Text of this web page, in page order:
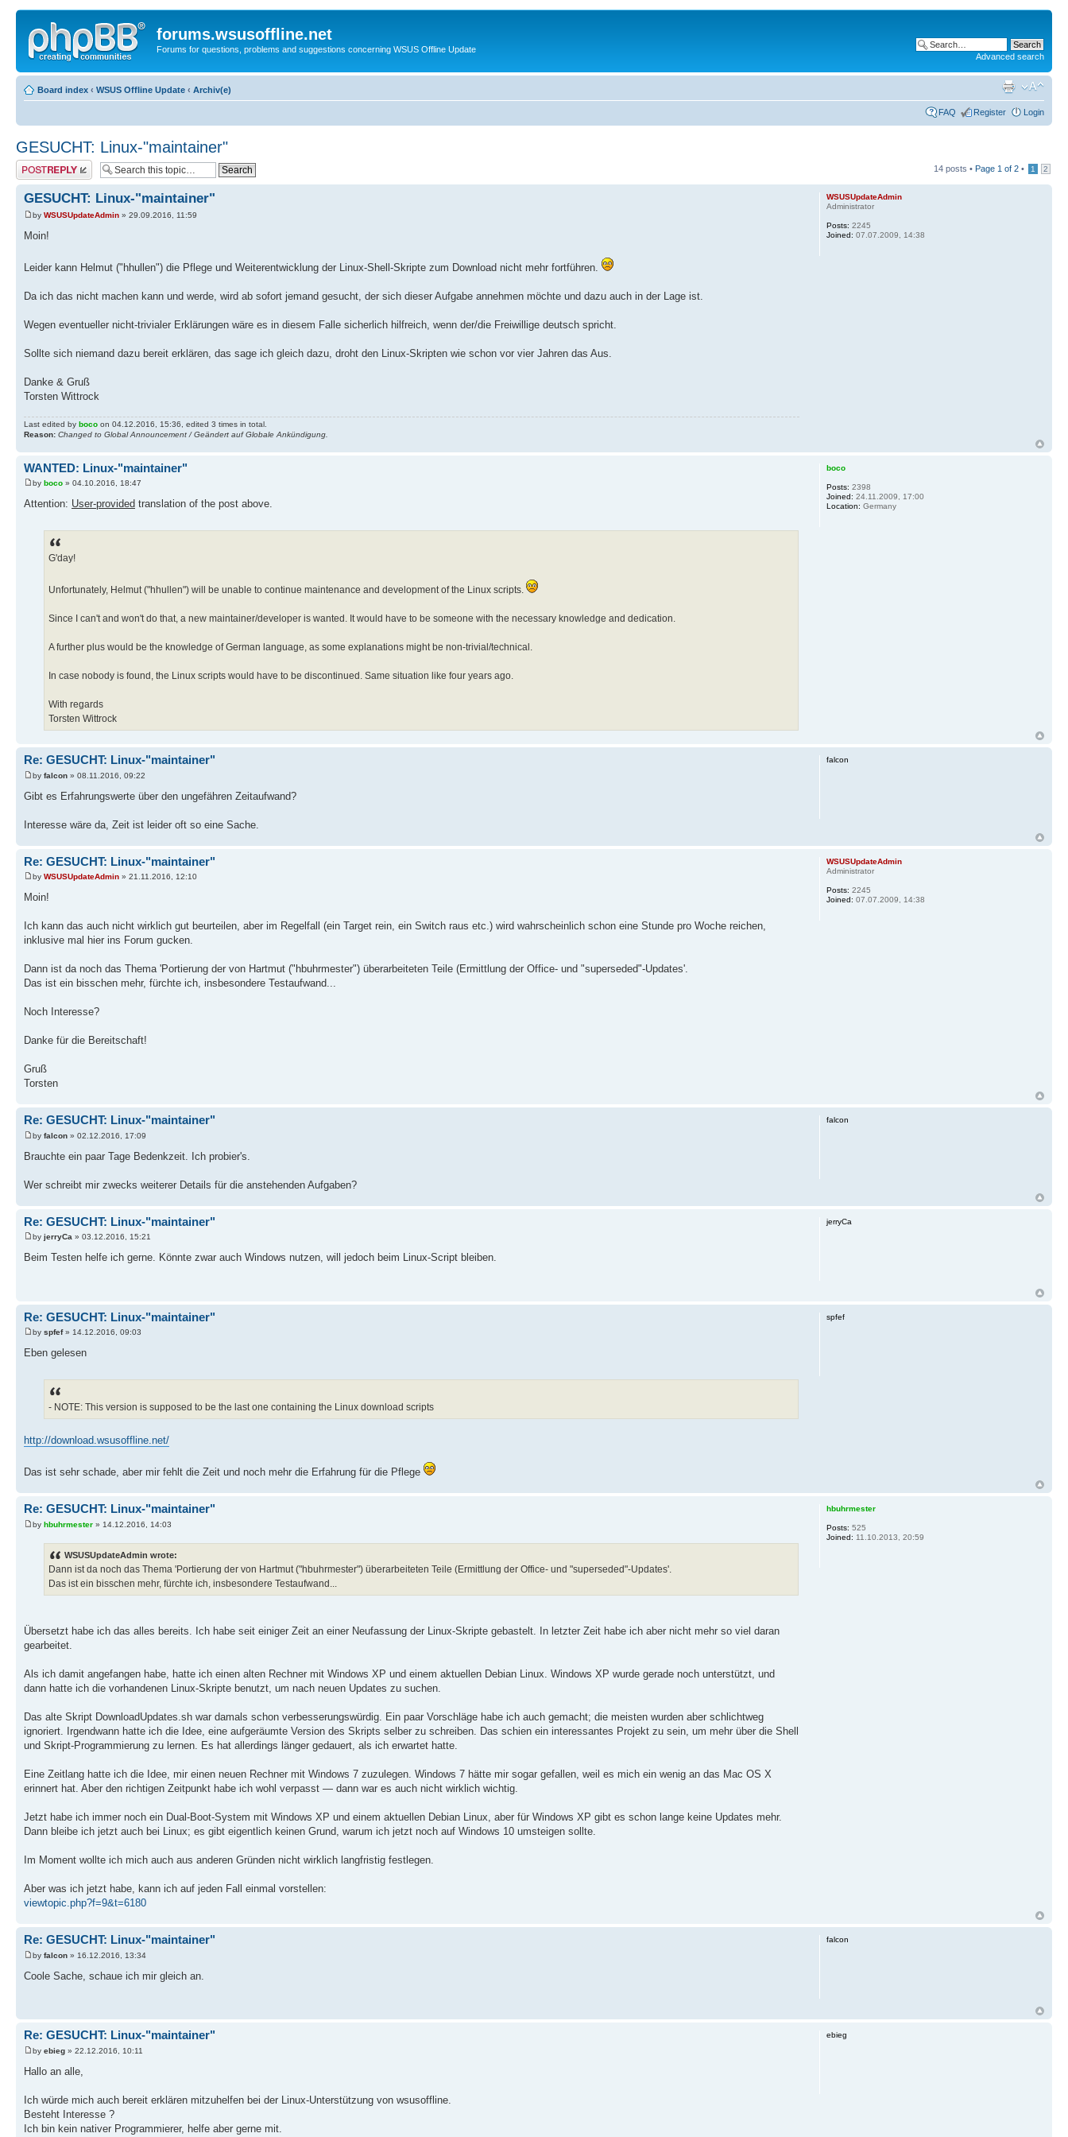
forums.wsusoffline.net
Forums for questions, problems and suggestions concerning WSUS Offline Update
Advanced search
Board index ‹ WSUS Offline Update ‹ Archiv(e)
FAQ Register Login
GESUCHT: Linux-"maintainer"
Post a reply 14 posts • Page 1 of 2 • 1 2
GESUCHT: Linux-"maintainer"
by WSUSUpdateAdmin » 29.09.2016, 11:59
Moin!
Leider kann Helmut ("hhullen") die Pflege und Weiterentwicklung der Linux-Shell-Skripte zum Download nicht mehr fortführen.
Da ich das nicht machen kann und werde, wird ab sofort jemand gesucht, der sich dieser Aufgabe annehmen möchte und dazu auch in der Lage ist.
Wegen eventueller nicht-trivialer Erklärungen wäre es in diesem Falle sicherlich hilfreich, wenn der/die Freiwillige deutsch spricht.
Sollte sich niemand dazu bereit erklären, das sage ich gleich dazu, droht den Linux-Skripten wie schon vor vier Jahren das Aus.
Danke & Gruß
Torsten Wittrock
Last edited by boco on 04.12.2016, 15:36, edited 3 times in total.
Reason: Changed to Global Announcement / Geändert auf Globale Ankündigung.
WSUSUpdateAdmin
Administrator
Posts: 2245
Joined: 07.07.2009, 14:38
WANTED: Linux-"maintainer"
by boco » 04.10.2016, 18:47
Attention: User-provided translation of the post above.
G'day!
Unfortunately, Helmut ("hhullen") will be unable to continue maintenance and development of the Linux scripts.
Since I can't and won't do that, a new maintainer/developer is wanted. It would have to be someone with the necessary knowledge and dedication.
A further plus would be the knowledge of German language, as some explanations might be non-trivial/technical.
In case nobody is found, the Linux scripts would have to be discontinued. Same situation like four years ago.
With regards
Torsten Wittrock
boco
Posts: 2398
Joined: 24.11.2009, 17:00
Location: Germany
Re: GESUCHT: Linux-"maintainer"
by falcon » 08.11.2016, 09:22
Gibt es Erfahrungswerte über den ungefähren Zeitaufwand?
Interesse wäre da, Zeit ist leider oft so eine Sache.
falcon
Re: GESUCHT: Linux-"maintainer"
by WSUSUpdateAdmin » 21.11.2016, 12:10
Moin!
Ich kann das auch nicht wirklich gut beurteilen, aber im Regelfall (ein Target rein, ein Switch raus etc.) wird wahrscheinlich schon eine Stunde pro Woche reichen,
inklusive mal hier ins Forum gucken.
Dann ist da noch das Thema 'Portierung der von Hartmut ("hbuhrmester") überarbeiteten Teile (Ermittlung der Office- und "superseded"-Updates'.
Das ist ein bisschen mehr, fürchte ich, insbesondere Testaufwand...
Noch Interesse?
Danke für die Bereitschaft!
Gruß
Torsten
WSUSUpdateAdmin
Administrator
Posts: 2245
Joined: 07.07.2009, 14:38
Re: GESUCHT: Linux-"maintainer"
by falcon » 02.12.2016, 17:09
Brauchte ein paar Tage Bedenkzeit. Ich probier's.
Wer schreibt mir zwecks weiterer Details für die anstehenden Aufgaben?
falcon
Re: GESUCHT: Linux-"maintainer"
by jerryCa » 03.12.2016, 15:21
Beim Testen helfe ich gerne. Könnte zwar auch Windows nutzen, will jedoch beim Linux-Script bleiben.
jerryCa
Re: GESUCHT: Linux-"maintainer"
by spfef» 14.12.2016, 09:03
Eben gelesen
- NOTE: This version is supposed to be the last one containing the Linux download scripts
http://download.wsusoffline.net/
Das ist sehr schade, aber mir fehlt die Zeit und noch mehr die Erfahrung für die Pflege
spfef
Re: GESUCHT: Linux-"maintainer"
by hbuhrmester » 14.12.2016, 14:03
WSUSUpdateAdmin wrote:
Dann ist da noch das Thema 'Portierung der von Hartmut ("hbuhrmester") überarbeiteten Teile (Ermittlung der Office- und "superseded"-Updates'.
Das ist ein bisschen mehr, fürchte ich, insbesondere Testaufwand...
Übersetzt habe ich das alles bereits. Ich habe seit einiger Zeit an einer Neufassung der Linux-Skripte gebastelt. In letzter Zeit habe ich aber nicht mehr so viel daran
gearbeitet.
Als ich damit angefangen habe, hatte ich einen alten Rechner mit Windows XP und einem aktuellen Debian Linux. Windows XP wurde gerade noch unterstützt, und
dann hatte ich die vorhandenen Linux-Skripte benutzt, um nach neuen Updates zu suchen.
Das alte Skript DownloadUpdates.sh war damals schon verbesserungswürdig. Ein paar Vorschläge habe ich auch gemacht; die meisten wurden aber schlichtweg
ignoriert. Irgendwann hatte ich die Idee, eine aufgeräumte Version des Skripts selber zu schreiben. Das schien ein interessantes Projekt zu sein, um mehr über die Shell
und Skript-Programmierung zu lernen. Es hat allerdings länger gedauert, als ich erwartet hatte.
Eine Zeitlang hatte ich die Idee, mir einen neuen Rechner mit Windows 7 zuzulegen. Windows 7 hätte mir sogar gefallen, weil es mich ein wenig an das Mac OS X
erinnert hat. Aber den richtigen Zeitpunkt habe ich wohl verpasst — dann war es auch nicht wirklich wichtig.
Jetzt habe ich immer noch ein Dual-Boot-System mit Windows XP und einem aktuellen Debian Linux, aber für Windows XP gibt es schon lange keine Updates mehr.
Dann bleibe ich jetzt auch bei Linux; es gibt eigentlich keinen Grund, warum ich jetzt noch auf Windows 10 umsteigen sollte.
Im Moment wollte ich mich auch aus anderen Gründen nicht wirklich langfristig festlegen.
Aber was ich jetzt habe, kann ich auf jeden Fall einmal vorstellen:
viewtopic.php?f=9&t=6180
hbuhrmester
Posts: 525
Joined: 11.10.2013, 20:59
Re: GESUCHT: Linux-"maintainer"
by falcon » 16.12.2016, 13:34
Coole Sache, schaue ich mir gleich an.
falcon
Re: GESUCHT: Linux-"maintainer"
by ebieg » 22.12.2016, 10:11
Hallo an alle,
Ich würde mich auch bereit erklären mitzuhelfen bei der Linux-Unterstützung von wsusoffline.
Besteht Interesse ?
Ich bin kein nativer Programmierer, helfe aber gerne mit.
ebieg